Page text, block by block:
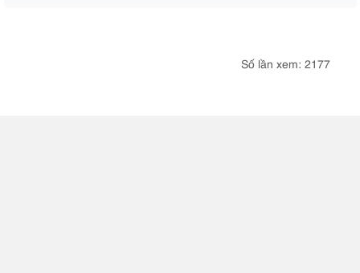
Số lần xem: 2177